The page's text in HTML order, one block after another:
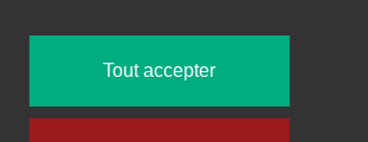
Tout accepter